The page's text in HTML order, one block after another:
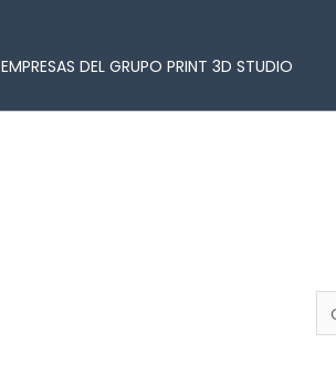
EMPRESAS DEL GRUPO PRINT 3D STUDIO